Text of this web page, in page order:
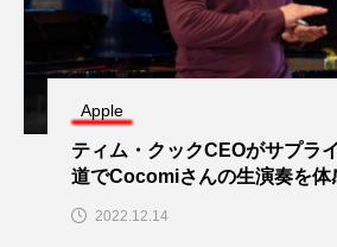
Apple
ティム・クックCEOがサプラ
道でCocomiさんの生演奏を体
2022.12.14